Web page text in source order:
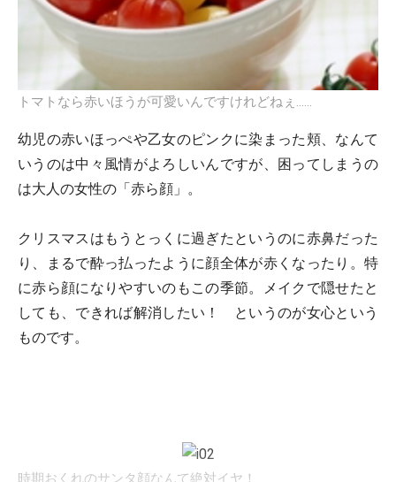
トマトなら赤いほうが可愛いんですけれどねぇ……
幼児の赤いほっぺや乙女のピンクに染まった頬、なんて
いうのは中々風情がよろしいんですが、困ってしまうの
は大人の女性の「赤ら顔」。
クリスマスはもうとっくに過ぎたというのに赤鼻だった
り、まるで酔っ払ったように顔全体が赤くなったり。特
に赤ら顔になりやすいのもこの季節。メイクで隠せたと
しても、できれば解消したい！ というのが女心という
ものです。
時期おくれのサンタ顔なんて絶対イヤ！